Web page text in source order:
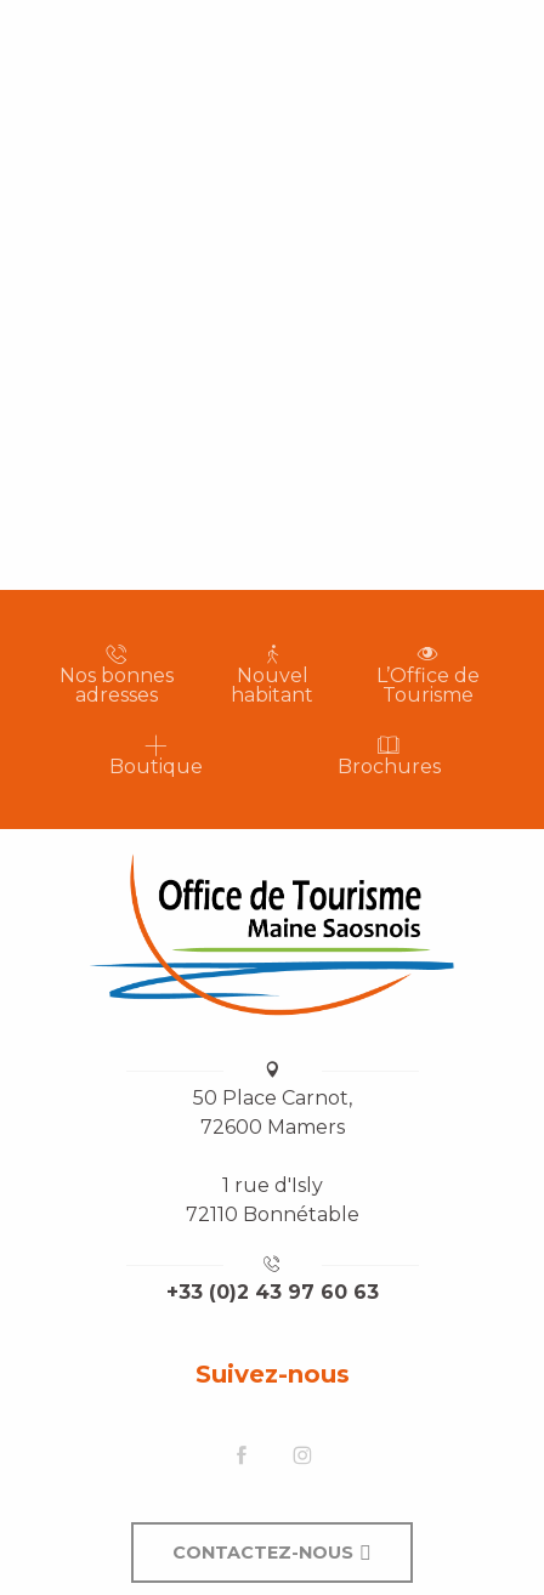
Nos bonnes
adresses
Nouvel
habitant
L’Office de
Tourisme
Boutique Brochures
50 Place Carnot,
72600 Mamers
1 rue d'Isly
72110 Bonnétable
+33 (0)2 43 97 60 63
Suivez-nous
CONTACTEZ-NOUS